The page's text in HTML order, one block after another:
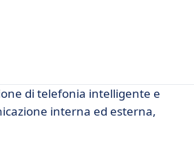
di telefonia intelligente e
interna ed esterna,